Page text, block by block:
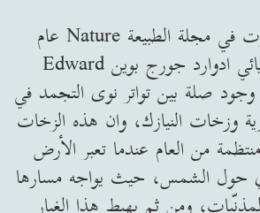
في ورقة بحثية نُشرت في مجلة الطبيعة Nature عام
1956، أبدى الفيزيائي ادوارد جورج بوين Edward
George Bowen وجود صلة بين تواتر نوى التجمد في
وزخات النيازك، وان هذه الزخات
من العام عندما تعبر الأرض
حول الشمس، حيث يواجه مسارها
ومن ثم يهبط هذا الغبار